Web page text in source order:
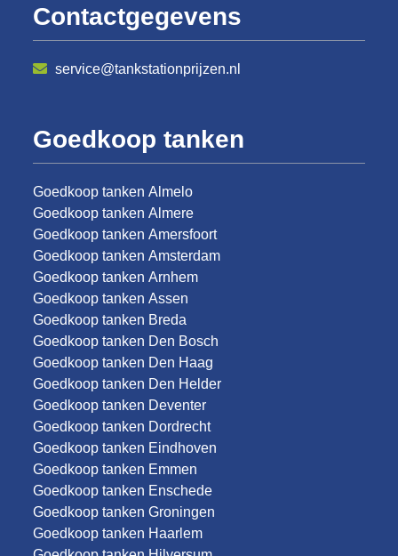
Contactgegevens
service@tankstationprijzen.nl
Goedkoop tanken
Goedkoop tanken Almelo
Goedkoop tanken Almere
Goedkoop tanken Amersfoort
Goedkoop tanken Amsterdam
Goedkoop tanken Arnhem
Goedkoop tanken Assen
Goedkoop tanken Breda
Goedkoop tanken Den Bosch
Goedkoop tanken Den Haag
Goedkoop tanken Den Helder
Goedkoop tanken Deventer
Goedkoop tanken Dordrecht
Goedkoop tanken Eindhoven
Goedkoop tanken Emmen
Goedkoop tanken Enschede
Goedkoop tanken Groningen
Goedkoop tanken Haarlem